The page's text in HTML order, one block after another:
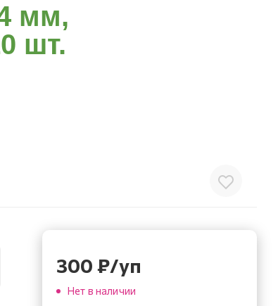
мм,
шт.
300 ₽/уп
Нет в наличии